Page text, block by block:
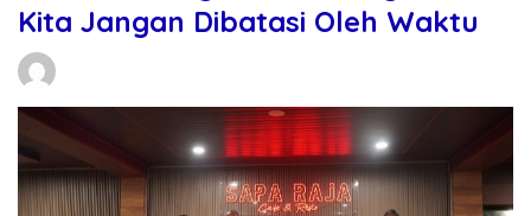
Kita Jangan Dibatasi Oleh Waktu